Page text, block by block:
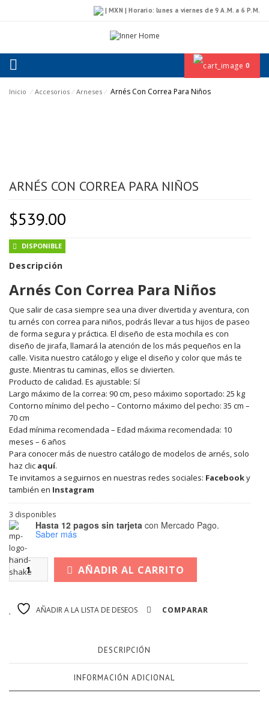
| MXN | Horario: lunes a viernes de 9 A.M. a 6 P.M.
0
Inicio ⁄ Accesorios ⁄ Arneses ⁄ Arnés Con Correa Para Niños
ARNÉS CON CORREA PARA NIÑOS
$539.00
DISPONIBLE
Descripción
Arnés Con Correa Para Niños
Que salir de casa siempre sea una diver divertida y aventura, con
tu arnés con correa para niños, podrás llevar a tus hijos de paseo
de forma segura y práctica. El diseño de esta mochila es con
diseño de jirafa, llamará la atención de los más pequeños en la
calle. Visita nuestro catálogo y elige el diseño y color que más te
guste. Mientras tu caminas, ellos se divierten.
Producto de calidad. Es ajustable: Sí
Largo máximo de la correa: 90 cm, peso máximo soportado: 25 kg
Contorno mínimo del pecho – Contorno máximo del pecho: 35 cm –
70 cm
Edad mínima recomendada – Edad máxima recomendada: 10
meses – 6 años
Para conocer más de nuestro catálogo de modelos de arnés, solo
haz clic aquí.
Te invitamos a seguirnos en nuestras redes sociales: Facebooky
también en Instagram
3 disponibles
Hasta 12 pagos sin tarjeta con Mercado Pago.
Saber más
AÑADIR AL CARRITO
AÑADIR A LA LISTA DE DESEOS COMPARAR
DESCRIPCIÓN
INFORMACIÓN ADICIONAL